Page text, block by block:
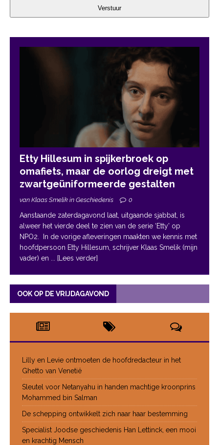
Verstuur
Etty Hillesum in spijkerbroek op
omafiets, maar de oorlog dreigt met
zwartgeüniformeerde gestalten
van Klaas Smelik in Geschiedenis 0
Aanstaande zaterdagavond laat, uitgaande sjabbat, is
alweer het vierde deel te zien van de serie ‘Etty’ op
NPO2. In de vorige afleveringen maakten we kennis met
hoofdpersoon Etty Hillesum, schrijver Klaas Smelik (mijn
vader) en
... [Lees verder]
OOK OP DE VRIJDAGAVOND
Lilly en Levie ontmoeten de hoofdredacteur in het
Ghetto van Venetië
Sleutel voor Netanyahu in handen machtige kroonprins
Mohammed bin Salman
De schepping ontwikkelt zich naar haar bestemming
Specialist Joodse geschiedenis Han Lettinck, een mooi
en krachtig Mensch